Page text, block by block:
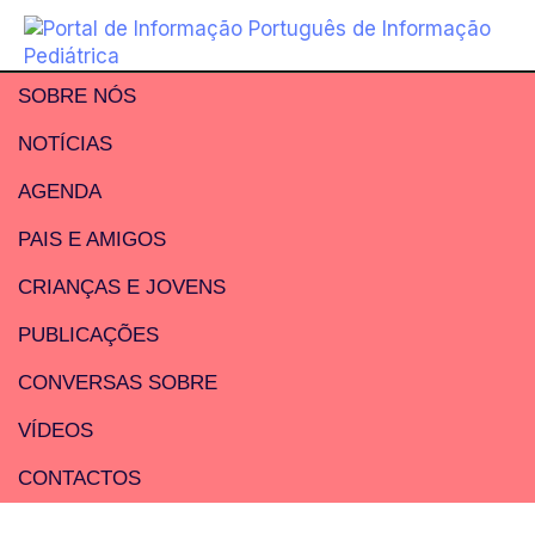
SOBRE NÓS
NOTÍCIAS
AGENDA
PAIS E AMIGOS
CRIANÇAS E JOVENS
PUBLICAÇÕES
CONVERSAS SOBRE
VÍDEOS
CONTACTOS